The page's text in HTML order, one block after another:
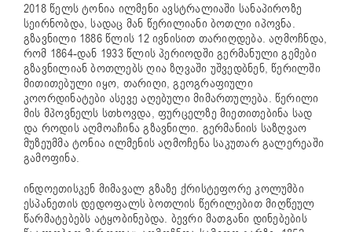
2018 წელს ტონია ილმენი ავსტრალიაში სანაპიროზე
სეირნობდა, სადაც მან წერილიანი ბოთლი იპოვნა.
გზავნილი 1886 წლის 12 ივნისით თარიღდება. აღმოჩნდა,
რომ 1864-დან 1933 წლის პერიოდში გერმანული გემები
გზავნილიან ბოთლებს ღია ზღვაში უშვედბნენ, წერილში
მითითებული იყო, თარიღი, გეოგრაფიული
კოორდინატები ასევე აღებული მიმართულება. წერილი
მის მპოვნელს სთხოვდა, ფურცელზე მიეთითებინა სად
და როდის აღმოაჩინა გზავნილი. გერმანიის საზღვაო
მუზეუმმა ტონია ილმენის აღმოჩენა საკუთარ გალერეაში
გამოფინა.
ინდოეთისკენ მიმავალ გზაზე ქრისტეფორე კოლუმბი
ესპანეთის დედოფალს ბოთლის წერილებით მიღწეულ
წარმატებებს ატყობინებდა. ბევრი მათგანი დინებების